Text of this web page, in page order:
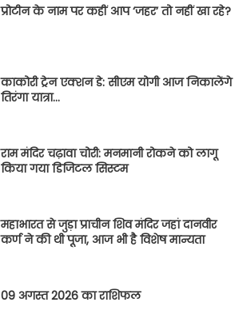
प्रोटीन के नाम पर कहीं आप ‘जहर’ तो नहीं खा रहे?
काकोरी ट्रेन एक्शन डे: सीएम योगी आज निकालेंगे
तिरंगा यात्रा…
राम मंदिर चढ़ावा चोरी: मनमानी रोकने को लागू
किया गया डिजिटल सिस्टम
महाभारत से जुड़ा प्राचीन शिव मंदिर जहां दानवीर
कर्ण ने की थी पूजा, आज भी है विशेष मान्यता
09 अगस्त 2026 का राशिफल